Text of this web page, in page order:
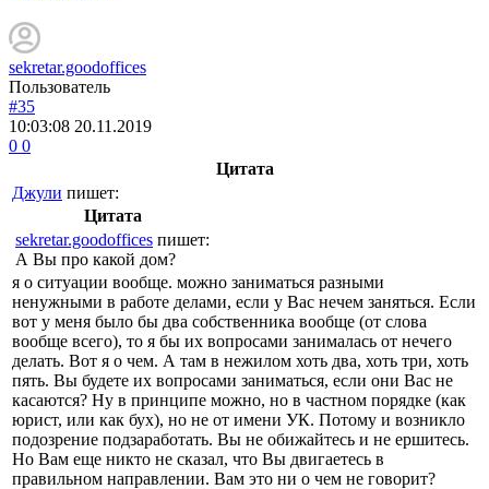
sekretar.goodoffices
Пользователь
#35
10:03:08 20.11.2019
0 0
Цитата
Джули пишет:
Цитата
sekretar.goodoffices пишет:
А Вы про какой дом?
я о ситуации вообще. можно заниматься разными
ненужными в работе делами, если у Вас нечем заняться. Если
вот у меня было бы два собственника вообще (от слова
вообще всего), то я бы их вопросами занималась от нечего
делать. Вот я о чем. А там в нежилом хоть два, хоть три, хоть
пять. Вы будете их вопросами заниматься, если они Вас не
касаются? Ну в принципе можно, но в частном порядке (как
юрист, или как бух), но не от имени УК. Потому и возникло
подозрение подзаработать. Вы не обижайтесь и не ершитесь.
Но Вам еще никто не сказал, что Вы двигаетесь в
правильном направлении. Вам это ни о чем не говорит?